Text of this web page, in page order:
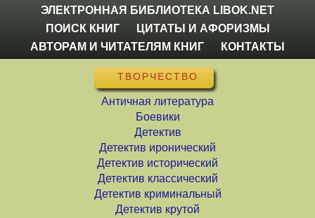
ЭЛЕКТРОННАЯ БИБЛИОТЕКА LIBOK.NET
ПОИСК КНИГ
ЦИТАТЫ И АФОРИЗМЫ
АВТОРАМ И ЧИТАТЕЛЯМ КНИГ
КОНТАКТЫ
ТВОРЧЕСТВО
Античная литература
Боевики
Детектив
Детектив иронический
Детектив исторический
Детектив классический
Детектив криминальный
Детектив крутой